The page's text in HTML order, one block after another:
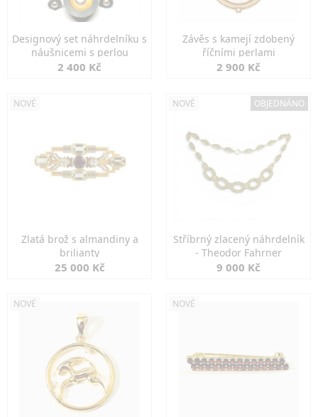
Designový set náhrdelníku s
náušnicemi s perlou
2 400 Kč
Závěs s kamejí zdobený
říčními perlami
2 900 Kč
NOVÉ
Zlatá brož s almandiny a
brilianty
25 000 Kč
NOVÉ OBJEDNÁNO
Stříbrný zlacený náhrdelník
- Theodor Fahrner
9 000 Kč
NOVÉ NOVÉ